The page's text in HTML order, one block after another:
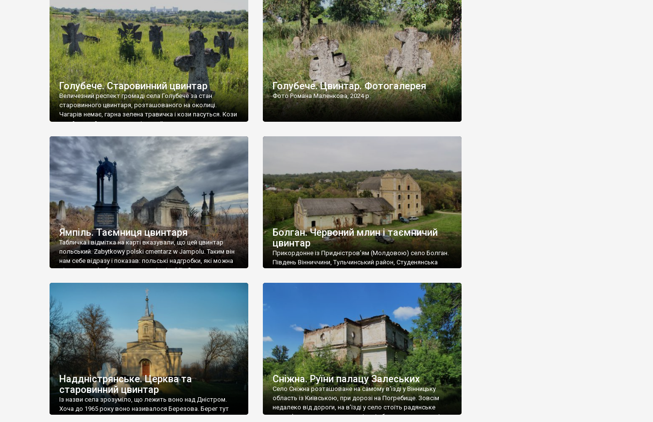
[…]
Голубече. Старовинний цвинтар
Величезний респект громаді села Голубече за стан
старовинного цвинтаря, розташованого на околиці.
Чагарів немає, гарна зелена травичка і кози пасуться. Кози
– найкращий регулятор шкідливої, для старих кладовищ,
бруньками, кози ті бруньки обгризають, бо то улюблений
делікатес. На цвинтарі у Голубечому ціла колекція
різноманітних форм хрестів. Село відносно невелике, […]
Голубече. Цвинтар. Фотогалерея
Фото Романа Маленкова, 2024 р.
Ямпіль. Таємниця цвинтаря
Табличка і відмітка на карті вказували, що цей цвинтар
польський. Zabytkowy polski cmentarz w Jampolu. Таким він
нам себе відразу і показав: польські надгробки, які можна
віднести до фабричних, польські епітафії… Загалом цвинтар
виявилося більше семи гектарів. Перше враження про
абсолютну звичайність польського цвинтаря виявилося
оманливим – […]
Болган. Червоний млин і таємничий
цвинтар
Прикордонне із Придністров’ям (Молдовою) село Болган.
Південь Вінниччини, Тульчинський район, Студенянська
старовинний цвинтар із кам’яними хрестами. Всі епітафії, які
збереглися, написані кирилицею, церковнослов’янською
мовою. За всіма традиційними ознаками – цвинтар
український. Хрести датуються 19 століттям. У 1924-1940
роках Болган […]
Наддністрянське. Церква та
старовинний цвинтар
Із назви села зрозуміло, що лежить воно над Дністром.
Хоча до 1965 року воно називалося Березова. Берег тут
Сніжна. Руїни палацу Залеських
Село Сніжна розташоване на самому в’їзді у Вінницьку
область із Київською, при дорозі на Погребище. Зовсім
недалеко від дороги, на в’їзді у село стоїть радянське
рельєфне пано, яке показує жінку і яблуню, а трохи далі,